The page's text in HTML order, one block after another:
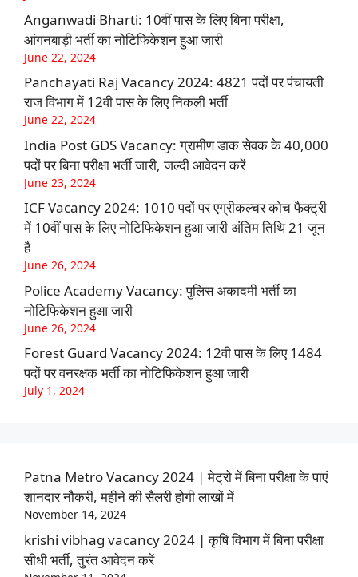
Anganwadi Bharti: 10वीं पास के लिए बिना परीक्षा,
आंगनबाड़ी भर्ती का नोटिफिकेशन हुआ जारी
June 22, 2024
Panchayati Raj Vacancy 2024: 4821 पदों पर पंचायती
राज विभाग में 12वी पास के लिए निकली भर्ती
June 22, 2024
India Post GDS Vacancy: ग्रामीण डाक सेवक के 40,000
पदों पर बिना परीक्षा भर्ती जारी, जल्दी आवेदन करें
June 23, 2024
ICF Vacancy 2024: 1010 पदों पर एग्रीकल्चर कोच फैक्ट्री
में 10वीं पास के लिए नोटिफिकेशन हुआ जारी अंतिम तिथि 21 जून
है
June 26, 2024
Police Academy Vacancy: पुलिस अकादमी भर्ती का
नोटिफिकेशन हुआ जारी
June 26, 2024
Forest Guard Vacancy 2024: 12वी पास के लिए 1484
पदों पर वनरक्षक भर्ती का नोटिफिकेशन हुआ जारी
July 1, 2024
Patna Metro Vacancy 2024 | मेट्रो में बिना परीक्षा के पाएं
शानदार नौकरी, महीने की सैलरी होगी लाखों में
November 14, 2024
krishi vibhag vacancy 2024 | कृषि विभाग में बिना परीक्षा
सीधी भर्ती, तुरंत आवेदन करें